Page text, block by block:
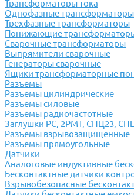
Трансформаторы тока
Однофазные трансформаторы
Трехфазные трансформаторы
Понижающие
Сварочные трансформаторы
Выпрямители сварочные
Генераторы сварочные
Ящики трансформаторные
Разъемы
Разъемы цилиндрические
Разъемы силовые
Разъемы радиочастотные
Заглушки РС, 2РМТ, СНЦ23,
Разъемы взрывозащищенные
Разъемы прямоугольные
Датчики
Аналоговые индуктивные
Бесконтактные датчики
Взрывобезопасные